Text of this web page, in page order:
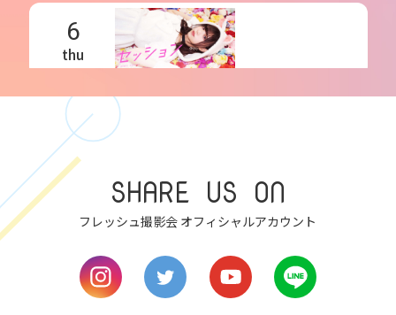
6
thu
7
fri
8
sun
SHARE US ON
フレッシュ撮影会 オフィシャルアカウント